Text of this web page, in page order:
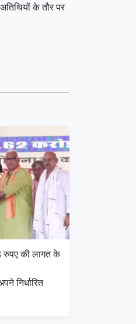
के तौर पर
रुपए की लागत के
निर्धारित